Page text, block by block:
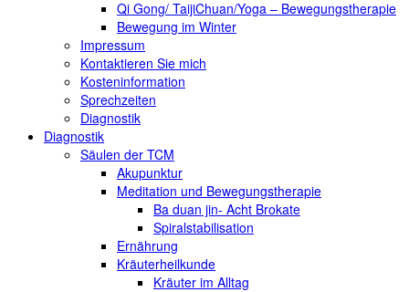
Qi Gong/ TaijiChuan/Yoga – Bewegungstherapie
Bewegung im Winter
Impressum
Kontaktieren Sie mich
Kosteninformation
Sprechzeiten
Diagnostik
Diagnostik
Säulen der TCM
Akupunktur
Meditation und Bewegungstherapie
Ba duan jin- Acht Brokate
Spiralstabilisation
Ernährung
Kräuterheilkunde
Kräuter im Alltag